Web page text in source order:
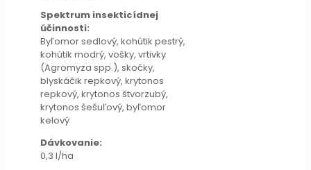
Spektrum insekticídnej
účinnosti:
Byľomor sedlový, kohútik pestrý,
kohútik modrý, vošky, vrtivky
(Agromyza spp.), skočky,
blyskáčik repkový, krytonos
repkový, krytonos štvorzubý,
krytonos šešuľový, byľomor
kelový
Dávkovanie:
0,3 l/ha